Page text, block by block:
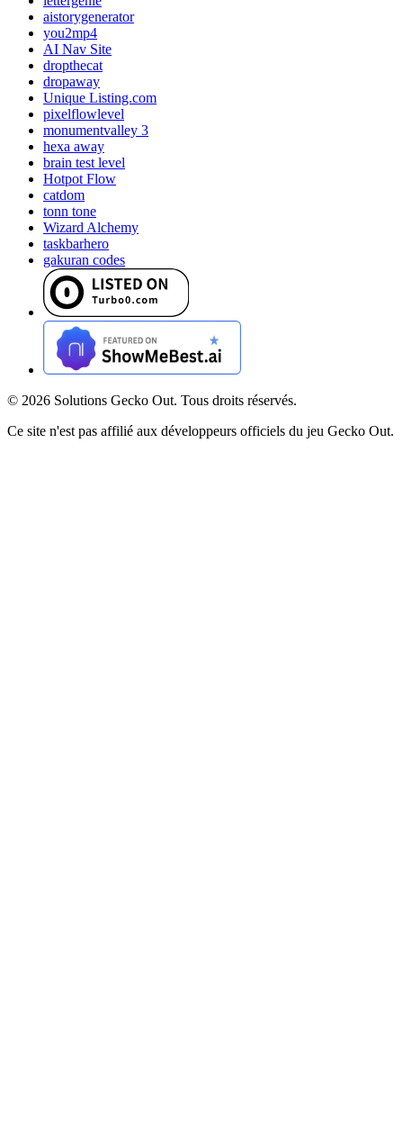
aistorygenerator
you2mp4
AI Nav Site
dropthecat
dropaway
Unique Listing.com
pixelflowlevel
monumentvalley 3
hexa away
brain test level
Hotpot Flow
catdom
tonn tone
Wizard Alchemy
taskbarhero
gakuran codes
© 2026 Solutions Gecko Out. Tous droits réservés.
Ce site n'est pas affilié aux développeurs officiels du jeu Gecko Out.